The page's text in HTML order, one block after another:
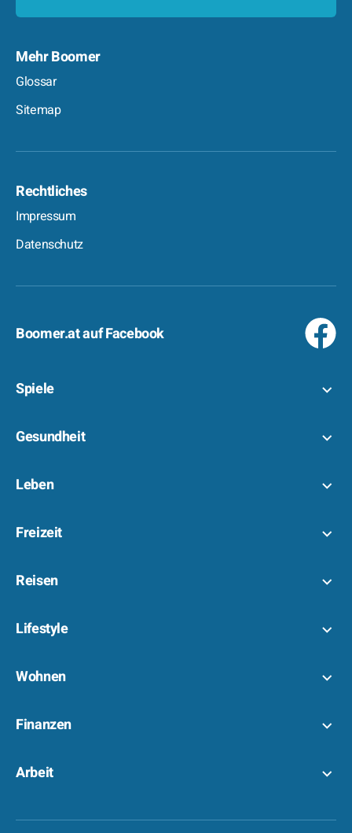
Mehr Boomer
Glossar
Sitemap
Rechtliches
Impressum
Datenschutz
Boomer.at auf Facebook
Spiele
Gesundheit
Leben
Freizeit
Reisen
Lifestyle
Wohnen
Finanzen
Arbeit